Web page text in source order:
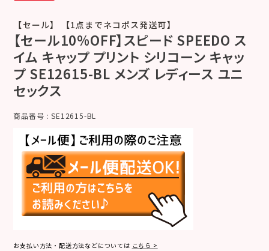
【セール】 【1点までネコポス発送可】
【セール10%OFF】スピード SPEEDO ス
イム キャップ プリント シリコーン キャッ
プ SE12615-BL メンズ レディース ユニ
セックス
商品番号 SE12615-BL
お支払い方法・配送方法などについては こちら >